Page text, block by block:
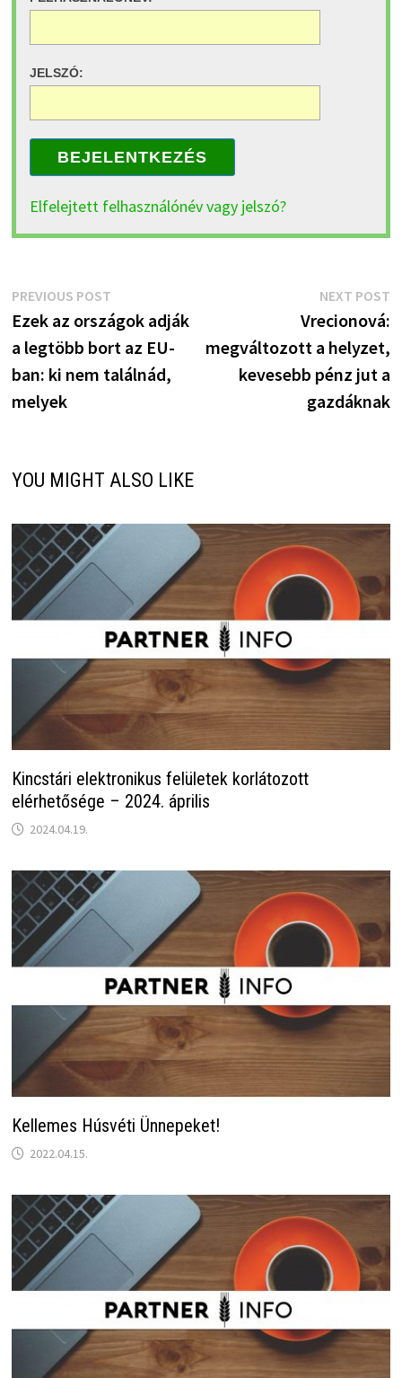
JELSZÓ:
BEJELENTKEZÉS
Elfelejtett felhasználónév vagy jelszó?
Bejegyzés
navigáció
PREVIOUS POSTPrevious
post:
Ezek az országok adják
a legtöbb bort az EU-
ban: ki nem találnád,
melyek
NEXT POST
Vrecionová:
megváltozott a helyzet,
kevesebb pénz jut a
gazdáknak
YOU MIGHT ALSO LIKE
Kincstári elektronikus felületek korlátozott
elérhetősége – 2024. április
2024.04.19.
Kellemes Húsvéti Ünnepeket!
2022.04.15.